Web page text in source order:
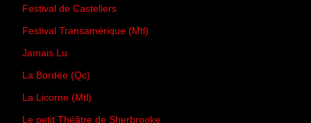
Festival de Casteliers
Festival Transamérique (Mtl)
Jamais Lu
La Bordée (Qc)
La Licorne (Mtl)
Le petit Théâtre de Sherbrooke